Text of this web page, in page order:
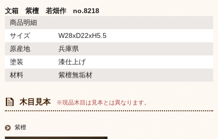
文箱 紫檀 若畑作 no.8218
商品明細
サイズ
W28xD22xH5.5
原産地
兵庫県
塗装
漆仕上げ
材料
紫檀無垢材
木目見本 ※現品木目は見本とは異なります。
紫檀